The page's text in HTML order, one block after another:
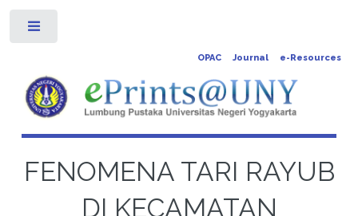
OPAC Journal e-Resources
FENOMENA TARI RAYUB
DI KECAMATAN